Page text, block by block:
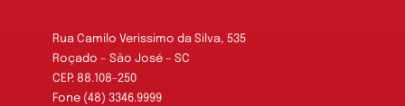
Rua Camilo Verissimo da Silva, 535
Roçado – São José – SC
CEP: 88.108-250
Fone (48) 3346.9999